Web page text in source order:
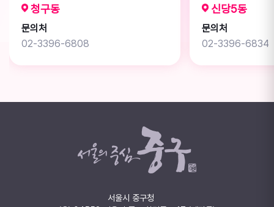
청구동
문의처
02-3396-6808
신당5동
문의처
02-3396-6834
서울시 중구청